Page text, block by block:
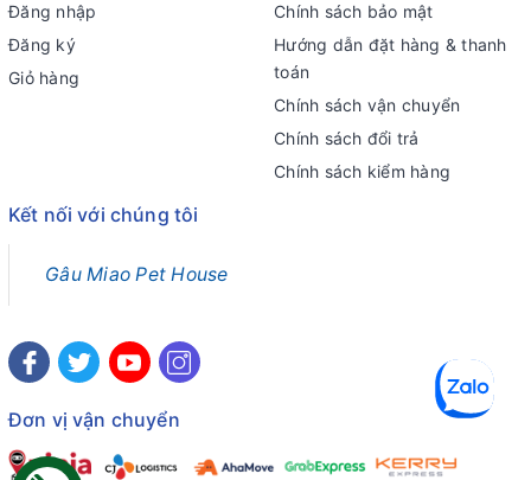
Đăng nhập
Đăng ký
Giỏ hàng
Chính sách bảo mật
Hướng dẫn đặt hàng & thanh
toán
Chính sách vận chuyển
Chính sách đổi trả
Chính sách kiểm hàng
Kết nối với chúng tôi
Gâu Miao Pet House
Đơn vị vận chuyển